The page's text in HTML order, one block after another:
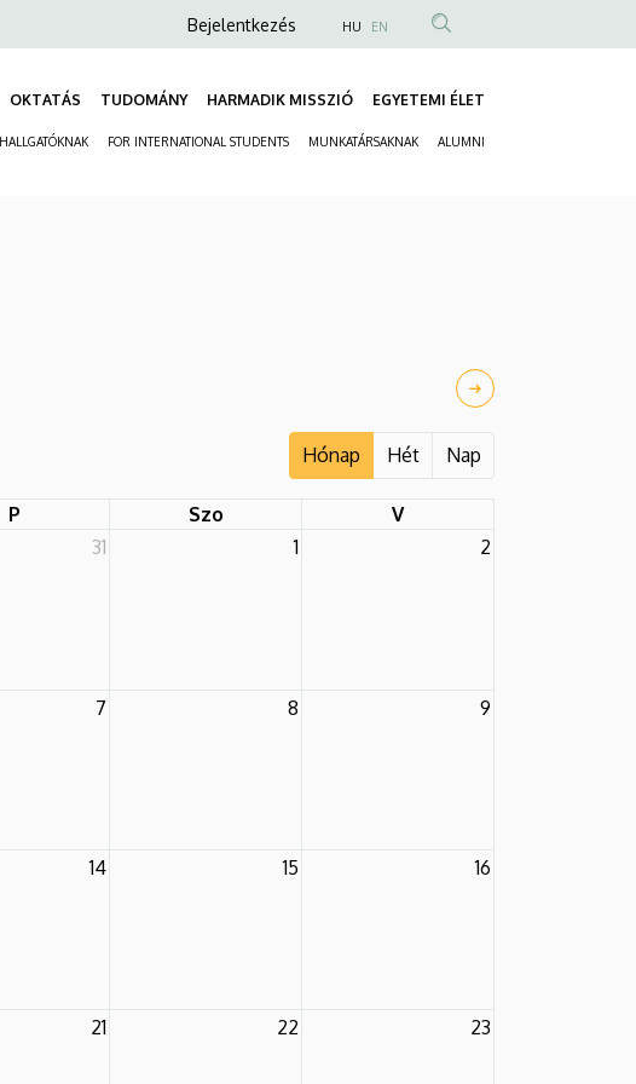
Anonim
fiók
Bejelentkezés HU EN
OKTATÁS TUDOMÁNY HARMADIK MISSZIÓ EGYETEMI ÉLET
HALLGATÓKNAK FOR INTERNATIONAL STUDENTS MUNKATÁRSAKNAK ALUMNI
Hónap Hét Nap
P Szo
V
31 1 2
7 8 9
14 15 16
21 22 23